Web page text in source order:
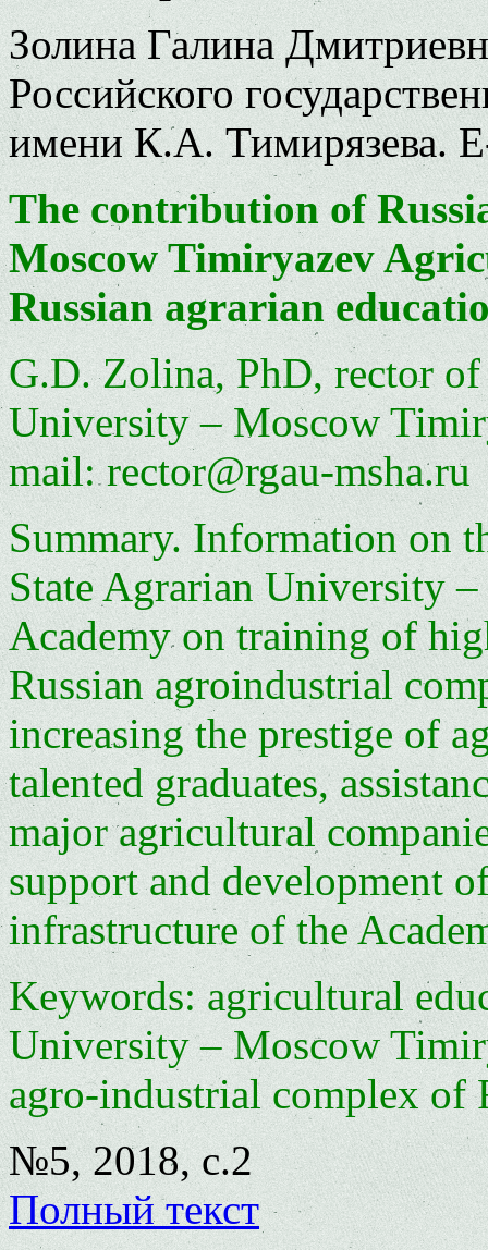
Золина Галина
Российского
имени К.А. Тимирязева.
The contribution of
Moscow Timiryazev
Russian agrarian
G.D. Zolina, PhD, rector
University – Moscow
mail: rector@rgau-msha.ru
Summary. Information on
State Agrarian University
Academy on training of
Russian agroindustrial
increasing the prestige of
talented graduates,
major agricultural
support and development
infrastructure of the
Keywords: agricultural
University – Moscow
agro-industrial complex of
№5, 2018, с.2
Полный текст